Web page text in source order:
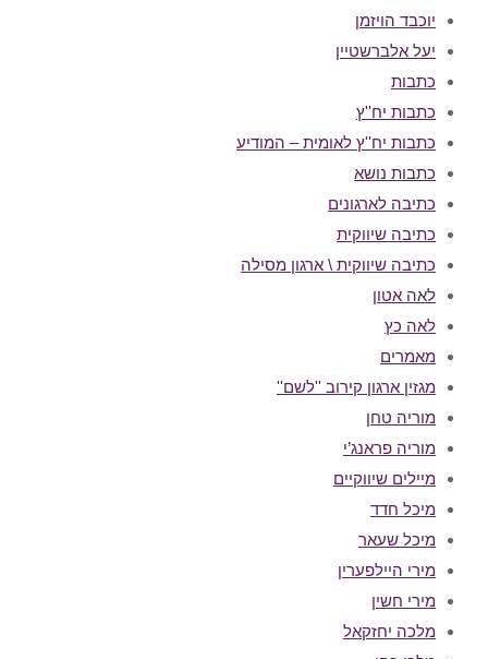
יוכבד הויזמן
יעל אלברשטיין
כתבות
כתבות יח''ץ
כתבות יח''ץ לאומית – המודיע
כתבות נושא
כתיבה לארגונים
כתיבה שיווקית
כתיבה שיווקית \ ארגון מסילה
לאה אטון
לאה כץ
מאמרים
מגזין ארגון קירוב ''לשם''
מוריה טחן
מוריה פראנג’י
מיילים שיווקיים
מיכל חדד
מיכל שעאר
מירי היילפערין
מירי חשין
מלכה יחזקאל